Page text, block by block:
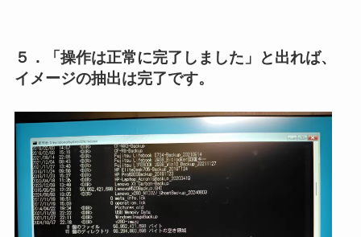
５．「操作は正常に完了しました」と出れば、
イメージの抽出は完了です。